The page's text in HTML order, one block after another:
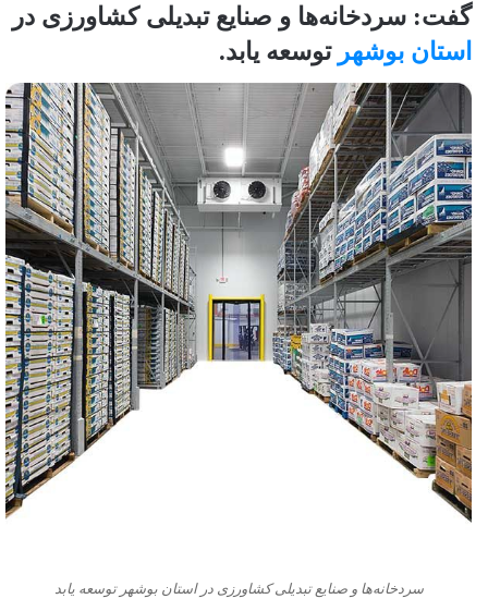
گفت: سردخانه‌ها و صنایع تبدیلی کشاورزی در
استان بوشهر توسعه یابد.
سردخانه‌ها و صنایع تبدیلی کشاورزی در استان بوشهر توسعه یابد